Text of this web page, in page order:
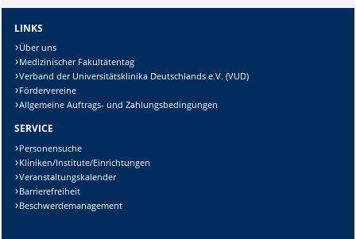
LINKS
Über uns
Medizinischer Fakultätentag
Verband der Universitätsklinika Deutschlands e.V. (VUD)
Fördervereine
Allgemeine Auftrags- und Zahlungsbedingungen
SERVICE
Personensuche
Kliniken/Institute/Einrichtungen
Veranstaltungskalender
Barrierefreiheit
Beschwerdemanagement